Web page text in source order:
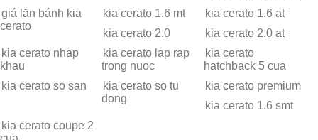
giá lăn bánh kia
cerato
kia cerato 1.6 mt
kia cerato 1.6 at
kia cerato 2.0
kia cerato 2.0 at
kia cerato nhap
khau
kia cerato lap rap
trong nuoc
kia cerato
hatchback 5 cua
kia cerato so san
kia cerato so tu
dong
kia cerato premium
kia cerato 1.6 smt
kia cerato coupe 2